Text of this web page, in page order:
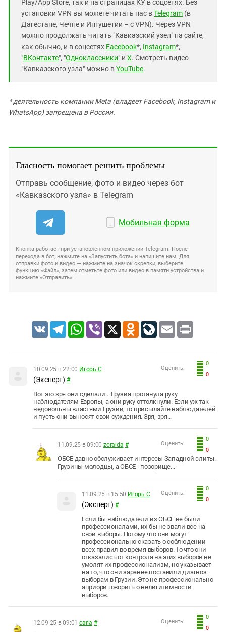
Play/App Store, так и на страницах КУ в соцсетях. Без
установки VPN вы можете читать нас вTelegram (в
Дагестане, Чечне и Ингушетии – с VPN). Через VPN
можно продолжать читать "Кавказский узел" на сайте,
как обычно, и в соцсетях Facebook*, Instagram*,
"ВКонтакте", "Одноклассники" и X. Смотреть видео
"Кавказского узла" можно вYouTube.
* деятельность компании Meta (владеет Facebook, Instagram и
WhatsApp) запрещена в России.
Гласность помогает решить проблемы
Отправь сообщение, фото и видео через бот
«Кавказского узла» в Telegram
Мобильная форма
Кнопка работает при установленном приложении Telegram. После
перехода в бот, нажмите на «Запустить бота» и напишите нам. Для
отправки фото и видео — нажмите на значок скрепки, выберите
функцию «Файл», затем отметьте фото или видео в памяти устройства и
нажмите «Отправить».
VK TelegramWhatsApp
Viber X Odnoklassniki
LiveJournal
Email Print
0
0
Оценить:
10.09.25 в 22:00 Игорь С
(Эксперт) #
Вот это зря они сделали... Грузия протянула руку
наблюдателям Европы, а они руку оттолкнули. Если уж так
недовольны властями Грузии, то присылайте наблюдателей
и пусть они выносят свои суждения. Зря, зря...
0
0
Оценить:
11.09.25 в 09:00 zoraida #
ОБСЕ давно обслуживает интересы Западной элиты.
Грузины молодцы, а ОБСЕ - позорище...
0
0
Оценить:
11.09.25 в 15:50 Игорь С
(Эксперт) #
Если бы наблюдатели из ОБСЕ не были
профессионалами, их бы не звали все на
свои выборы. Потому что они могут
профессионально сказать о соблюдении
всех правил во время выборов. То что они
отказались от контроля на этих выборов не
умолят их профессионализм, но указывает
на то, что они заранее поставили диагноз
выборам в Грузии. Это не профессионально
априори говорить о нелигитимности
выборов.
0
0
Оценить:
12.09.25 в 09:01 carla #